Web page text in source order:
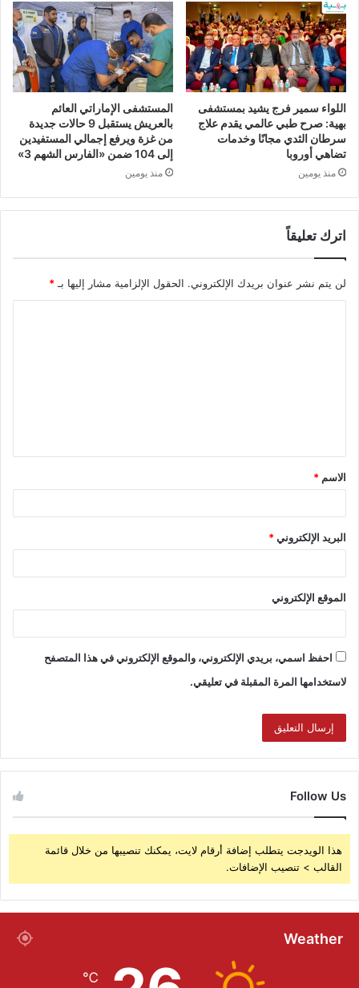
اللواء سمير فرج يشيد بمستشفى
بهية: صرح طبي عالمي يقدم علاج
سرطان الثدي مجانًا وخدمات
تضاهي أوروبا
منذ يومين
المستشفى الإماراتي العائم
بالعريش يستقبل 9 حالات جديدة
من غزة ويرفع إجمالي المستفيدين
إلى 104 ضمن «الفارس الشهم 3»
منذ يومين
اترك تعليقاً
لن يتم نشر عنوان بريدك الإلكتروني. الحقول الإلزامية مشار إليها بـ *
الاسم *
البريد الإلكتروني*
الموقع الإلكتروني
احفظ اسمي، بريدي الإلكتروني، والموقع الإلكتروني في هذا المتصفح
لاستخدامها المرة المقبلة في تعليقي.
Follow Us
هذا الويدجت يتطلب إضافة أرقام لايت، يمكنك تنصيبها من خلال قائمة
القالب > تنصيب الإضافات.
Weather
℃